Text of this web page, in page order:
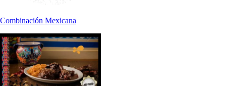
Combinación Mexicana